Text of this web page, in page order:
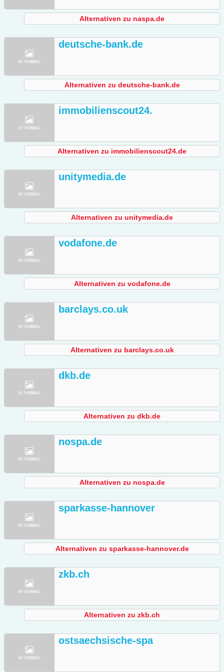
Alternativen zu naspa.de
deutsche-bank.de
Alternativen zu deutsche-bank.de
immobilienscout24.
Alternativen zu immobilienscout24.de
unitymedia.de
Alternativen zu unitymedia.de
vodafone.de
Alternativen zu vodafone.de
barclays.co.uk
Alternativen zu barclays.co.uk
dkb.de
Alternativen zu dkb.de
nospa.de
Alternativen zu nospa.de
sparkasse-hannover
Alternativen zu sparkasse-hannover.de
zkb.ch
Alternativen zu zkb.ch
ostsaechsische-spa